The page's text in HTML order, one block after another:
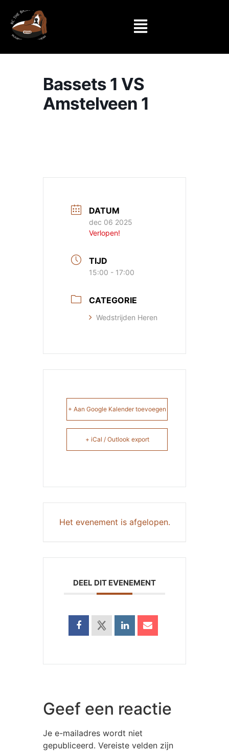
Bassets 1 VS
Amstelveen 1
DATUM
dec 06 2025
Verlopen!
TIJD
15:00 - 17:00
CATEGORIE
Wedstrijden Heren
+ Aan Google Kalender toevoegen
+ iCal / Outlook export
Het evenement is afgelopen.
DEEL DIT EVENEMENT
Geef een reactie
Je e-mailadres wordt niet
gepubliceerd. Vereiste velden zijn